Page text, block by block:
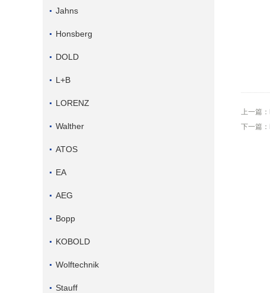
Jahns
Honsberg
DOLD
L+B
LORENZ
Walther
ATOS
EA
AEG
Bopp
KOBOLD
Wolftechnik
Stauff
上一篇：
下一篇：